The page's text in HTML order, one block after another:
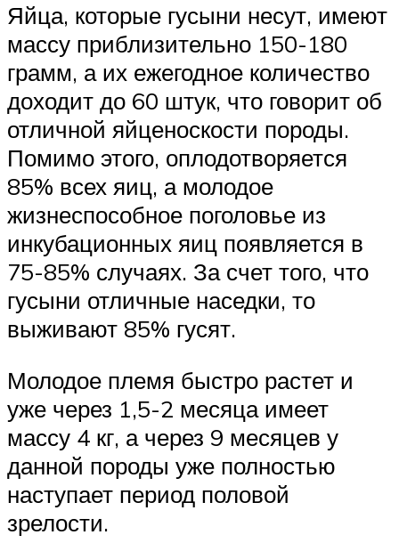
Яйца, которые гусыни несут, имеют
массу приблизительно 150-180
грамм, а их ежегодное количество
доходит до 60 штук, что говорит об
отличной яйценоскости породы.
Помимо этого, оплодотворяется
85% всех яиц, а молодое
жизнеспособное поголовье из
инкубационных яиц появляется в
75-85% случаях. За счет того, что
гусыни отличные наседки, то
выживают 85% гусят.
Молодое племя быстро растет и
уже через 1,5-2 месяца имеет
массу 4 кг, а через 9 месяцев у
данной породы уже полностью
наступает период половой
зрелости.